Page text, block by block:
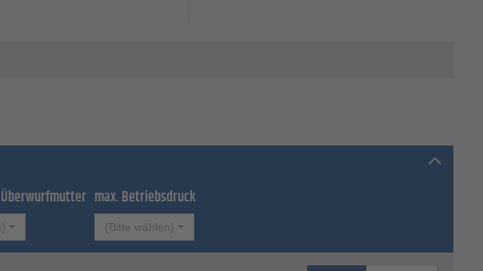
max. Betriebsdruck
(Bitte wählen)